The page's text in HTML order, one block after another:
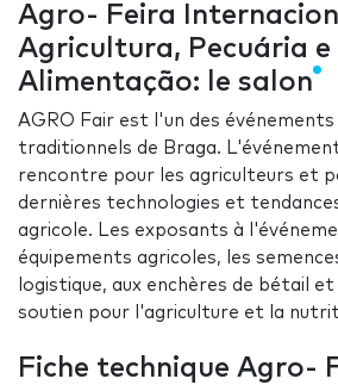
Agro- Feira
Agricultura, Pecuária e
Alimentação: le salon
AGRO Fair est l'un des événements
traditionnels de Braga.
rencontre pour les agriculteurs et
dernières technologies et
agricole. Les exposants à
équipements agricoles, les
logistique, aux enchères de bétail et
soutien pour l'agriculture et la
Fiche technique Agro-